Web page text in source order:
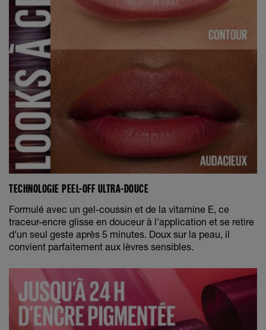
TECHNOLOGIE PEEL-OFF ULTRA-DOUCE
Formulé avec un gel-coussin et de la vitamine E, ce
traceur-encre glisse en douceur à l'application et se retire
d'un seul geste après 5 minutes. Doux sur la peau, il
convient parfaitement aux lèvres sensibles.